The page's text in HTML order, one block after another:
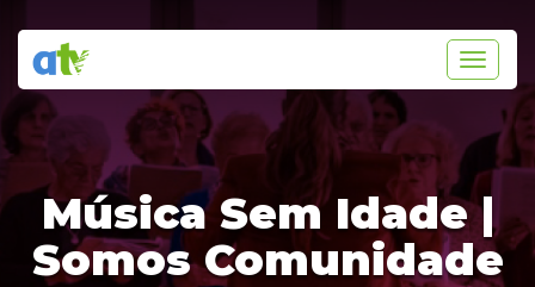
Toggle
Música Sem Idade |
Somos Comunidade